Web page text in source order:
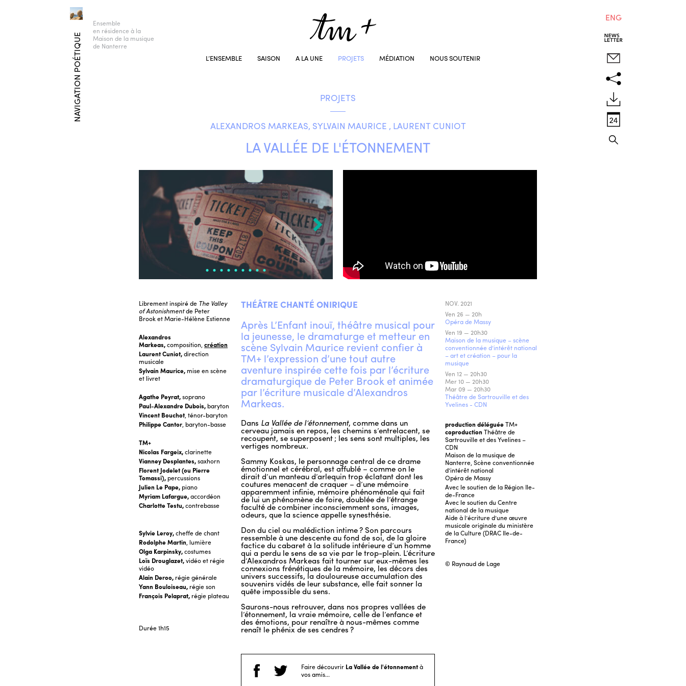
NAVIGATION POÉTIQUE
Ensemble
en résidence à la
Maison de la musique
de Nanterre
L’ENSEMBLE SAISON A LA UNE PROJETS MÉDIATION NOUS SOUTENIR
ENG
PROJETS
ALEXANDROS MARKEAS, SYLVAIN MAURICE , LAURENT CUNIOT
LA VALLÉE DE L'ÉTONNEMENT
Librement inspiré de The Valley
of Astonishmentde Peter
Brook et Marie-Hélène Estienne
Alexandros
Markeas,composition, création
Laurent Cuniot,direction
musicale
Sylvain Maurice, mise en scène
et livret
Agathe Peyrat,soprano
Paul-Alexandre Dubois, baryton
Vincent Bouchot, ténor-baryton
Philippe Cantor, baryton-basse
TM+
Nicolas Fargeix,clarinette
Vianney Desplantes,saxhorn
Florent Jodelet (ou Pierre
Tomassi), percussions
Julien Le Pape, piano
Myriam Lafargue,accordéon
Charlotte Testu,contrebasse
Sylvie Leroy,cheffe de chant
Rodolphe Martin, lumière
Olga Karpinsky,costumes
Loïs Drouglazet,vidéo et régie
vidéo
Alain Deroo, régie générale
Yann Bouloiseau, régie son
François Pelaprat, régie plateau
Durée1h15
THÉÂTRE CHANTÉ ONIRIQUE
Après L’Enfant inouï, théâtre musical pour
la jeunesse, le dramaturge et metteur en
scène Sylvain Maurice revient confier à
TM+ l’expression d’une tout autre
aventure inspirée cette fois par l’écriture
dramaturgique de Peter Brook et animée
par l’écriture musicale d’Alexandros
Markeas.
Dans La Vallée de l’étonnement, comme dans un
cerveau jamais en repos, les chemins s’entrelacent, se
recoupent, se superposent ; les sens sont multiples, les
vertiges nombreux.
Sammy Koskas, le personnage central de ce drame
émotionnel et cérébral, est affublé – comme on le
dirait d’un manteau d’arlequin trop éclatant dont les
coutures menacent de craquer – d’une mémoire
apparemment infinie, mémoire phénoménale qui fait
de lui un phénomène de foire, doublée de l’étrange
faculté de combiner inconsciemment sons, images,
odeurs, que la science appelle synesthésie.
Don du ciel ou malédiction intime ? Son parcours
ressemble à une descente au fond de soi, de la gloire
factice du cabaret à la solitude intérieure d’un homme
qui a perdu le sens de sa vie par le trop-plein. L’écriture
d’Alexandros Markeas fait tourner sur eux-mêmes les
connexions frénétiques de la mémoire, les décors des
univers successifs, la douloureuse accumulation des
souvenirs vidés de leur substance, elle fait sonner la
quête impossible du sens.
Saurons-nous retrouver, dans nos propres vallées de
l’étonnement, la vraie mémoire, celle de l’enfance et
des émotions, pour renaître à nous-mêmes comme
renaît le phénix de ses cendres ?
Faire découvrir La Vallée de l'étonnementà
vos amis...
NOV. 2021
Ven 26 — 20h
Opéra de Massy
Ven 19 — 20h30
Maison de la musique – scène
conventionnée d’intérêt national
– art et création – pour la
musique
Ven 12 — 20h30
Mer 10 — 20h30
Mar 09 — 20h30
Théâtre de Sartrouville et des
Yvelines - CDN
production déléguéeTM+
coproduction Théâtre de
Sartrouville et des Yvelines –
CDN
Maison de la musique de
Nanterre, Scène conventionnée
d’intérêt national
Opéra de Massy
Avec le soutien de la Région Ile-
de-France
Avec le soutien du Centre
national de la musique
Aide à l’écriture d’une œuvre
musicale originale du ministère
de la Culture (DRAC Ile-de-
France)
© Raynaud de Lage